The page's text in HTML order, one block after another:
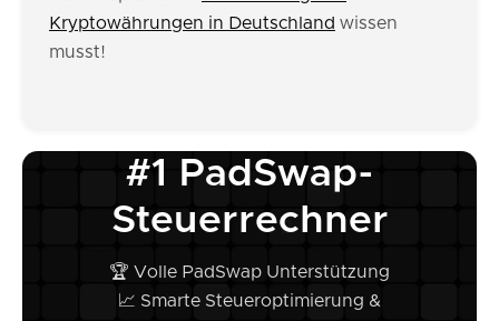
Kryptowährungen in Deutschland wissen
musst!
#1 PadSwap-
Steuerrechner
🏆 Volle PadSwap Unterstützung
📈 Smarte Steueroptimierung &